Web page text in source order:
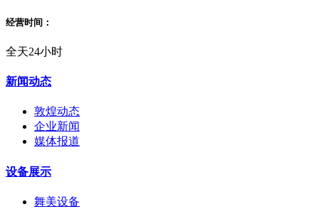
经营时间：
全天24小时
新闻动态
敦煌动态
企业新闻
媒体报道
设备展示
舞美设备